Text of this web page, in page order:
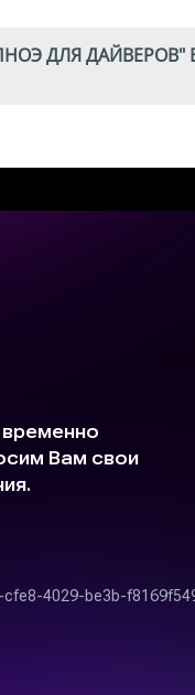
ДЛЯ ДАЙВЕРОВ"